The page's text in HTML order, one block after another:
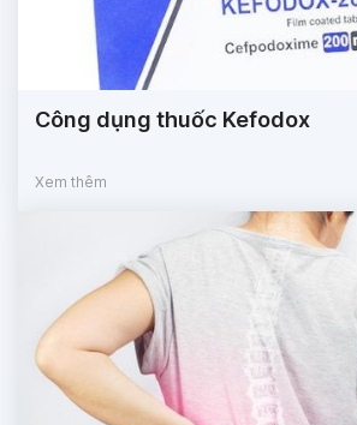
Công dụng thuốc Kefodox
Xem thêm